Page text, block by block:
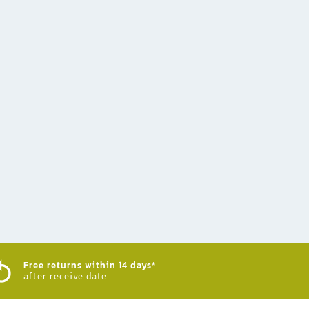
Free returns within 14 days*
after receive date